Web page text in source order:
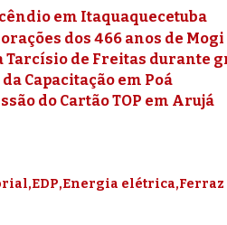
em Itaquaquecetuba
dos 466 anos de Mogi
de Freitas durante
Capacitação em Poá
do Cartão TOP em Arujá
EDP Energia elétrica Ferraz